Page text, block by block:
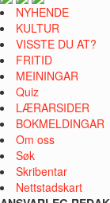
NYHENDE
KULTUR
VISSTE DU AT?
FRITID
MEININGAR
Quiz
LÆRARSIDER
BOKMELDINGAR
Om oss
Søk
Skribentar
Nettstadskart